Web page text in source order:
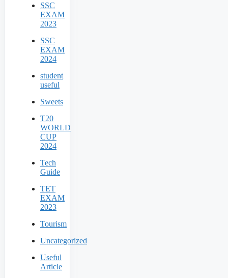
SSC
EXAM
2023
SSC
EXAM
2024
student
useful
Sweets
T20
WORLD
CUP
2024
Tech
Guide
TET
EXAM
2023
Tourism
Uncategorized
Useful
Article